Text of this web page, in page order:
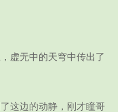
无中的天穹中传出了
这边的动静，刚才瞳哥